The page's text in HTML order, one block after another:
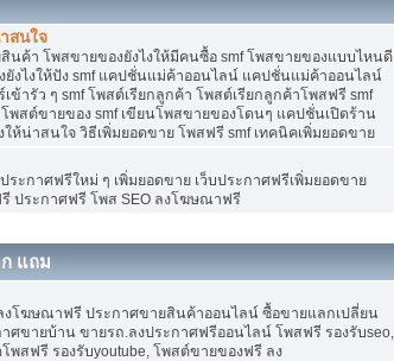
สนใจ
นค้า โพสขายของยังไงให้มีคนซื้อ smf โพสขายของแบบไหนดี
งไงให้ปัง smf แคปชั่นแม่ค้าออนไลน์ แคปชั่นแม่ค้าออนไลน์
ข้ารัว ๆ smf โพสต์เรียกลูกค้า โพสต์เรียกลูกค้าโพสฟรี smf
พสต์ขายของ smf เขียนโพสขายของโดนๆ แคปชั่นเปิดร้าน
ห้น่าสนใจ วิธีเพิ่มยอดขาย โพสฟรี smf เทคนิคเพิ่มยอดขาย
ระกาศฟรีใหม่ ๆ เพิ่มยอดขาย เว็บประกาศฟรีเพิ่มยอดขาย
ประกาศฟรี โพส SEO ลงโฆษณาฟรี
แถม
งโฆษณาฟรี ประกาศขายสินค้าออนไลน์ ซื้อขายแลกเปลี่ยน
ศขายบ้าน ขายรถ.ลงประกาศฟรีออนไลน์ โพสฟรี รองรับseo,
พสฟรี รองรับyoutube, โพสต์ขายของฟรี ลง